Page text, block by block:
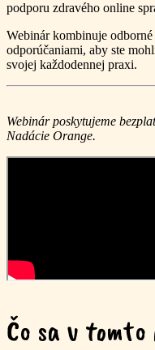
podporu zdravého online
Webinár kombinuje
odporúčaniami, aby ste
svojej každodennej praxi.
Webinár poskytujeme
Nadácie Orange.
Čo sa v